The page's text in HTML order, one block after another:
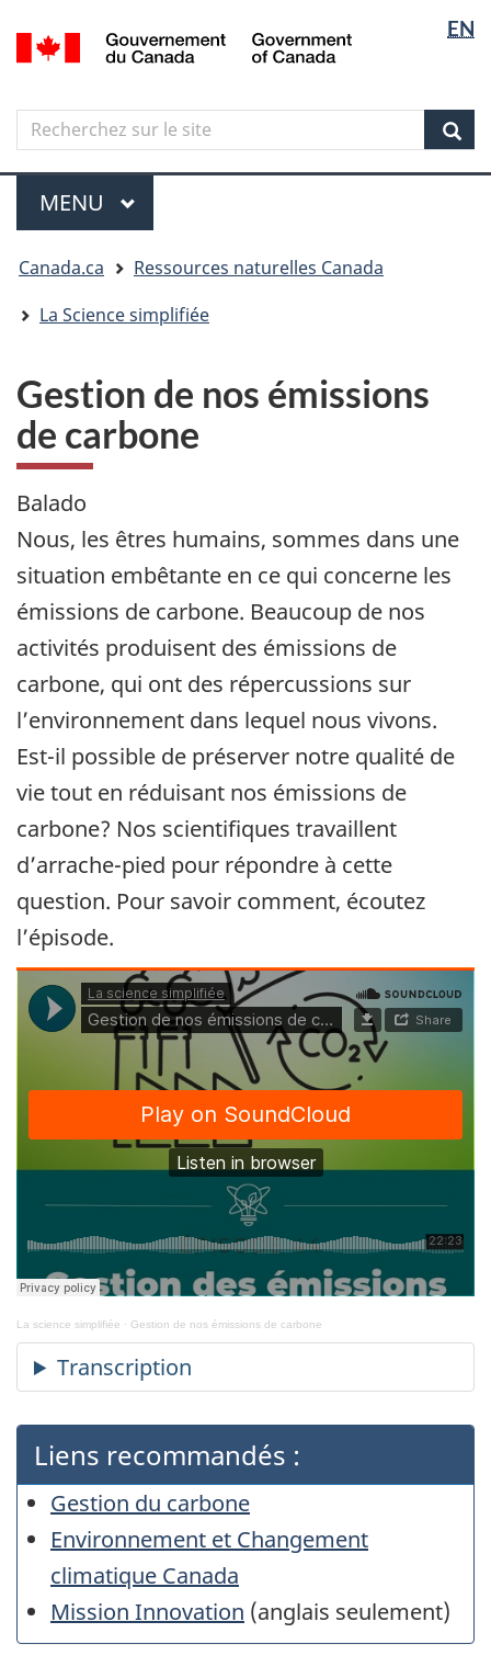
Aller
au
principal
Skip
to
government"
Passer
à
version
simplifiée
langue
EN
Canada
Search
Recherchez
sur
le
site
Menu
MENU PRINCIPAL
êtes
ici
Canada.ca
Ressources naturelles Canada
La Science simplifiée
Gestion de nos émissions
de carbone
Balado
Nous, les êtres humains, sommes dans une
situation embêtante en ce qui concerne les
émissions de carbone. Beaucoup de nos
activités produisent des émissions de
carbone, qui ont des répercussions sur
l’environnement dans lequel nous vivons.
Est-il possible de préserver notre qualité de
vie tout en réduisant nos émissions de
carbone? Nos scientifiques travaillent
d’arrache-pied pour répondre à cette
question. Pour savoir comment, écoutez
l’épisode.
La science simplifiée · Gestion de nos émissions de carbone
Liens recommandés :
Gestion du carbone
Environnement et Changement
climatique Canada
Mission Innovation (anglais seulement)